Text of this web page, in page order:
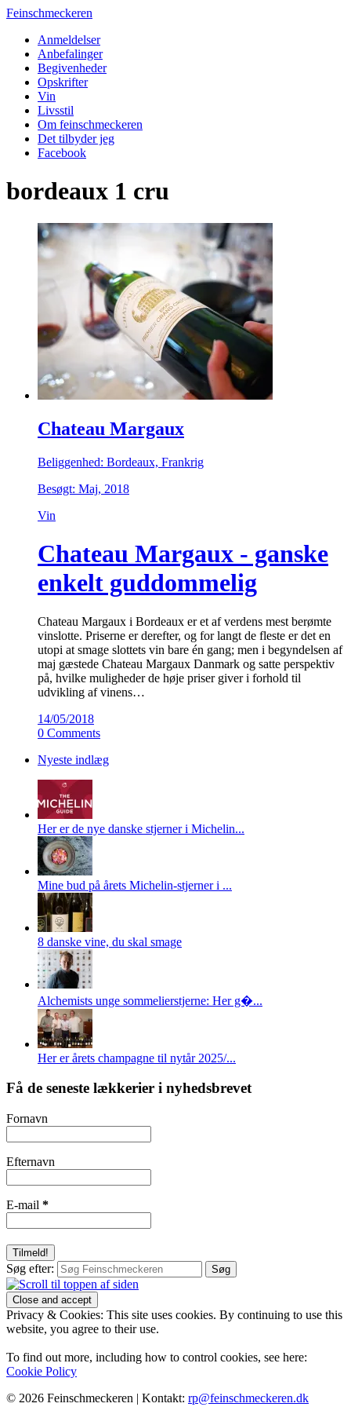
Feinschmeckeren
Anmeldelser
Anbefalinger
Begivenheder
Opskrifter
Vin
Livsstil
Om feinschmeckeren
Det tilbyder jeg
Facebook
bordeaux 1 cru
Chateau Margaux
Beliggenhed: Bordeaux, Frankrig
Besøgt: Maj, 2018
Vin
Chateau Margaux - ganske
enkelt guddommelig
Chateau Margaux i Bordeaux er et af verdens mest berømte
vinslotte. Priserne er derefter, og for langt de fleste er det en
utopi at smage slottets vin bare én gang; men i begyndelsen af
maj gæstede Chateau Margaux Danmark og satte perspektiv
på, hvilke muligheder de høje priser giver i forhold til
udvikling af vinens…
14/05/2018
0 Comments
Nyeste indlæg
Her er de nye danske stjerner i Michelin...
Mine bud på årets Michelin-stjerner i ...
8 danske vine, du skal smage
Alchemists unge sommelierstjerne: Her g�...
Her er årets champagne til nytår 2025/...
Få de seneste lækkerier i nyhedsbrevet
Fornavn
Efternavn
E-mail *
Søg efter:
Privacy & Cookies: This site uses cookies. By continuing to use this
website, you agree to their use.
To find out more, including how to control cookies, see here:
Cookie Policy
© 2026 Feinschmeckeren | Kontakt: rp@feinschmeckeren.dk